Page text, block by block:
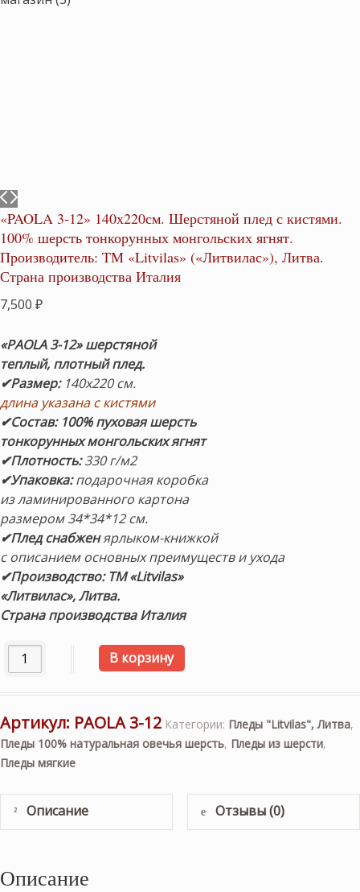
«PAOLA 3-12» 140х220см. Шерстяной плед с кистями.
100% шерсть тонкорунных монгольских ягнят.
Производитель: ТМ «Litvilas» («Литвилас»), Литва.
Страна производства Италия
7,500 ₽
«PAOLA 3-12»шерстяной
теплый, плотный плед.
✔Размер:140х220 см.
длина указана с кистями
✔Состав: 100% пуховая шерсть
тонкорунных монгольских ягнят
✔Плотность:330 г/м2
✔Упаковка:подарочная коробка
из ламинированного картона
размером 34*34*12 см.
✔Плед снабженярлыком-книжкой
с описанием основных преимуществ и ухода
✔Производство:ТМ «Litvilas»
«Литвилас», Литва.
Страна производства Италия
Количество товара «PAOLA 3-12» 140х220см.
В корзину
Артикул: PAOLA 3-12 Категории: Пледы "Litvilas", Литва,
Пледы 100% натуральная овечья шерсть, Пледы из шерсти,
Пледы мягкие
Описание Отзывы (0)
Описание